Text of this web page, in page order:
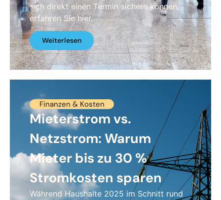
sich direkt einen Termin sichern können,
erfahren Sie hier.
Weiterlesen
Finanzen & Kosten
Mieterstrom vs.
Netzstrom: Warum
Mieter bis zu 30 %
Stromkosten sparen
Während Haushalte 2025 im Schnitt rund